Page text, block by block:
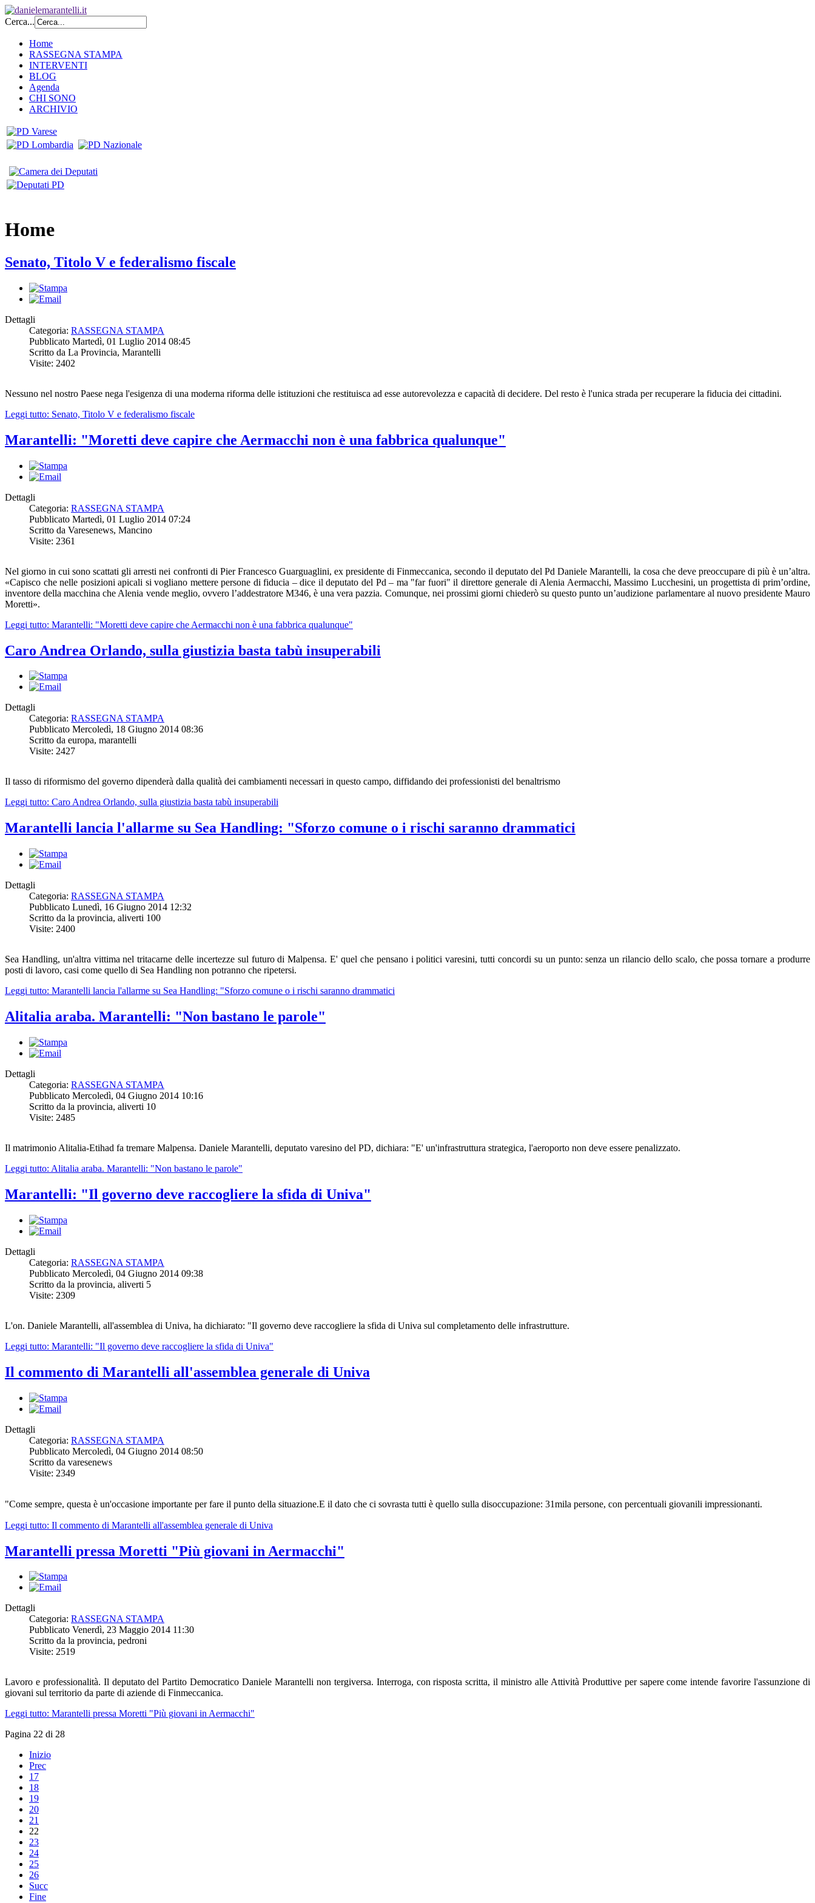
Cerca...
Home
RASSEGNA STAMPA
INTERVENTI
BLOG
Agenda
CHI SONO
ARCHIVIO
Home
Senato, Titolo V e federalismo fiscale
Dettagli
Categoria: RASSEGNA STAMPA
Pubblicato Martedì, 01 Luglio 2014 08:45
Scritto da La Provincia, Marantelli
Visite: 2402
Nessuno nel nostro Paese nega l'esigenza di una moderna riforma delle istituzioni che restituisca ad esse autorevolezza e capacità di decidere. Del resto è l'unica strada per recuperare la fiducia dei cittadini.
Leggi tutto: Senato, Titolo V e federalismo fiscale
Marantelli: "Moretti deve capire che Aermacchi non è una fabbrica qualunque"
Dettagli
Categoria: RASSEGNA STAMPA
Pubblicato Martedì, 01 Luglio 2014 07:24
Scritto da Varesenews, Mancino
Visite: 2361
Nel giorno in cui sono scattati gli arresti nei confronti di Pier Francesco Guarguaglini, ex presidente di Finmeccanica, secondo il deputato del Pd Daniele Marantelli, la cosa che deve preoccupare di più è un’altra.
«Capisco che nelle posizioni apicali si vogliano mettere persone di fiducia – dice il deputato del Pd – ma "far fuori" il direttore generale di Alenia Aermacchi, Massimo Lucchesini, un progettista di prim’ordine,
inventore della macchina che Alenia vende meglio, ovvero l’addestratore M346, è una vera pazzia. Comunque, nei prossimi giorni chiederò su questo punto un’audizione parlamentare al nuovo presidente Mauro
Moretti».
Leggi tutto: Marantelli: "Moretti deve capire che Aermacchi non è una fabbrica qualunque"
Caro Andrea Orlando, sulla giustizia basta tabù insuperabili
Dettagli
Categoria: RASSEGNA STAMPA
Pubblicato Mercoledì, 18 Giugno 2014 08:36
Scritto da europa, marantelli
Visite: 2427
Il tasso di riformismo del governo dipenderà dalla qualità dei cambiamenti necessari in questo campo, diffidando dei professionisti del benaltrismo
Leggi tutto: Caro Andrea Orlando, sulla giustizia basta tabù insuperabili
Marantelli lancia l'allarme su Sea Handling: "Sforzo comune o i rischi saranno drammatici
Dettagli
Categoria: RASSEGNA STAMPA
Pubblicato Lunedì, 16 Giugno 2014 12:32
Scritto da la provincia, aliverti 100
Visite: 2400
Sea Handling, un'altra vittima nel tritacarne delle incertezze sul futuro di Malpensa. E' quel che pensano i politici varesini, tutti concordi su un punto: senza un rilancio dello scalo, che possa tornare a produrre
posti di lavoro, casi come quello di Sea Handling non potranno che ripetersi.
Leggi tutto: Marantelli lancia l'allarme su Sea Handling: "Sforzo comune o i rischi saranno drammatici
Alitalia araba. Marantelli: "Non bastano le parole"
Dettagli
Categoria: RASSEGNA STAMPA
Pubblicato Mercoledì, 04 Giugno 2014 10:16
Scritto da la provincia, aliverti 10
Visite: 2485
Il matrimonio Alitalia-Etihad fa tremare Malpensa. Daniele Marantelli, deputato varesino del PD, dichiara: "E' un'infrastruttura strategica, l'aeroporto non deve essere penalizzato.
Leggi tutto: Alitalia araba. Marantelli: "Non bastano le parole"
Marantelli: "Il governo deve raccogliere la sfida di Univa"
Dettagli
Categoria: RASSEGNA STAMPA
Pubblicato Mercoledì, 04 Giugno 2014 09:38
Scritto da la provincia, aliverti 5
Visite: 2309
L'on. Daniele Marantelli, all'assemblea di Univa, ha dichiarato: "Il governo deve raccogliere la sfida di Univa sul completamento delle infrastrutture.
Leggi tutto: Marantelli: "Il governo deve raccogliere la sfida di Univa"
Il commento di Marantelli all'assemblea generale di Univa
Dettagli
Categoria: RASSEGNA STAMPA
Pubblicato Mercoledì, 04 Giugno 2014 08:50
Scritto da varesenews
Visite: 2349
"Come sempre, questa è un'occasione importante per fare il punto della situazione.E il dato che ci sovrasta tutti è quello sulla disoccupazione: 31mila persone, con percentuali giovanili impressionanti.
Leggi tutto: Il commento di Marantelli all'assemblea generale di Univa
Marantelli pressa Moretti "Più giovani in Aermacchi"
Dettagli
Categoria: RASSEGNA STAMPA
Pubblicato Venerdì, 23 Maggio 2014 11:30
Scritto da la provincia, pedroni
Visite: 2519
Lavoro e professionalità. Il deputato del Partito Democratico Daniele Marantelli non tergiversa. Interroga, con risposta scritta, il ministro alle Attività Produttive per sapere come intende favorire l'assunzione di
giovani sul territorio da parte di aziende di Finmeccanica.
Leggi tutto: Marantelli pressa Moretti "Più giovani in Aermacchi"
Pagina 22 di 28
Inizio
Prec
17
18
19
20
21
22
23
24
25
26
Succ
Fine